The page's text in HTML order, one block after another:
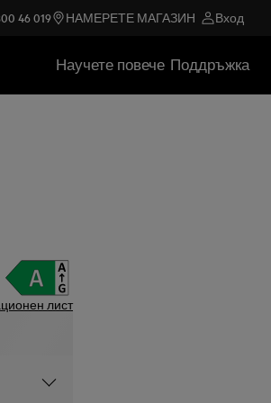
46 019 НАМЕРЕТЕ МАГАЗИН Вход
Научете повече Поддръжка
лист